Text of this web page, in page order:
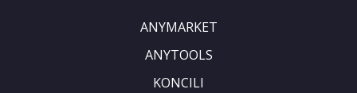
ANYMARKET
ANYTOOLS
KONCILI